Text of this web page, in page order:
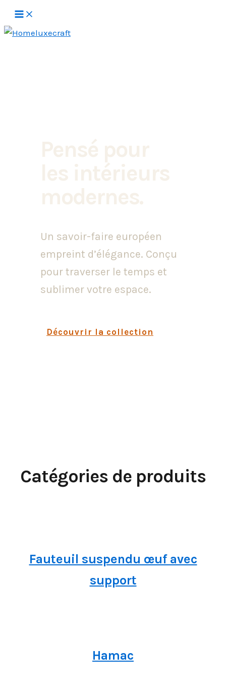
Aller
au
contenu
Un savoir-faire européen
empreint d’élégance. Conçu
pour traverser le temps et
sublimer votre espace.
Découvrir la collection
Catégories de produits
Fauteuil suspendu œuf avec
support
Hamac